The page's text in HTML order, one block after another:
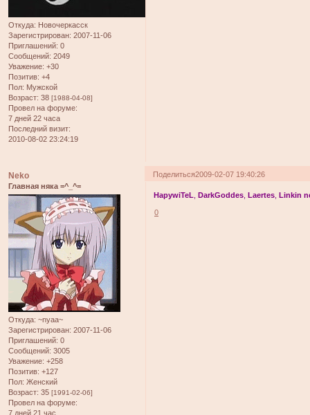
Откуда: Новочеркасск
Зарегистрирован: 2007-11-06
Приглашений: 0
Сообщений: 2049
Уважение: +30
Позитив: +4
Пол: Мужской
Возраст: 38 [1988-04-08]
Провел на форуме:
7 дней 22 часа
Последний визит:
2010-08-02 23:24:19
Поделиться2009-02-07 19:40:26
Neko
Главная няка =^_^=
Откуда: ~nyaa~
Зарегистрирован: 2007-11-06
Приглашений: 0
Сообщений: 3005
Уважение: +258
Позитив: +127
Пол: Женский
Возраст: 35 [1991-02-06]
Провел на форуме:
7 дней 21 час
HapywiTeL ,DarkGoddes ,Laertes ,Linkin
0